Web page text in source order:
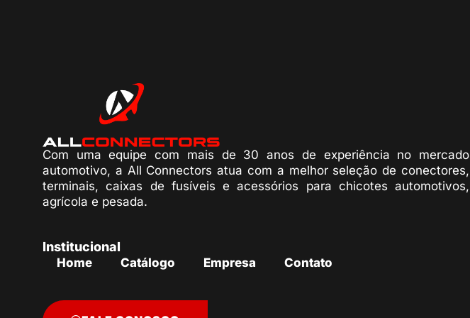
Com uma equipe com mais de 30 anos de experiência no mercado
automotivo, a All Connectors atua com a melhor seleção de conectores,
terminais, caixas de fusíveis e acessórios para chicotes automotivos,
agrícola e pesada.
Institucional
Home Catálogo Empresa Contato